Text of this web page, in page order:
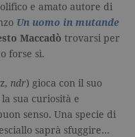
e amato autore di
Un uomo in mutande
Maccadò trovarsi per
forse sì.
ndr) gioca con il suo
sua curiosità e
senso. Una specie di
saprà sfuggire…